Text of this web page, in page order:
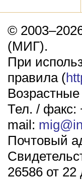
©
(МИГ).
При
правила (
Тел. / факс:
mail:
Почтовый
26586 от 22